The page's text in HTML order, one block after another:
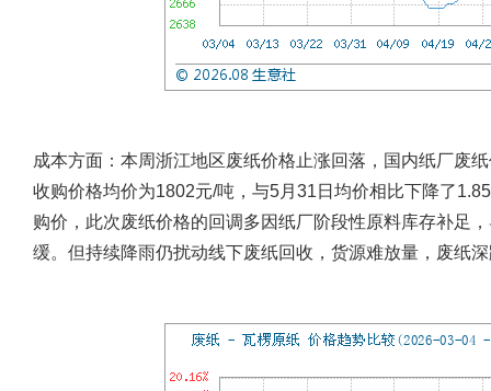
成本方面​： 本周浙江地区废纸价格止涨回落，国内纸厂废
收购价格均价为1802元/吨，与5月31日均价相比下降了
购价，此次废纸价格的回调多因纸厂阶段性原料库存补足
缓。但持续降雨仍扰动线下废纸回收，货源难放量，废纸